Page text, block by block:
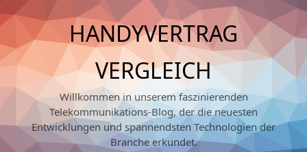
Skip
to
content
HANDYVERTRAG
VERGLEICH
Willkommen in unserem faszinierenden
Telekommunikations-Blog, der die neuesten
Entwicklungen und spannendsten Technologien der
Branche erkundet.